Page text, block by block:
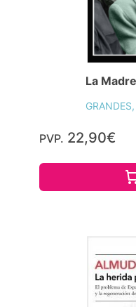
La
PVP. 22,90€